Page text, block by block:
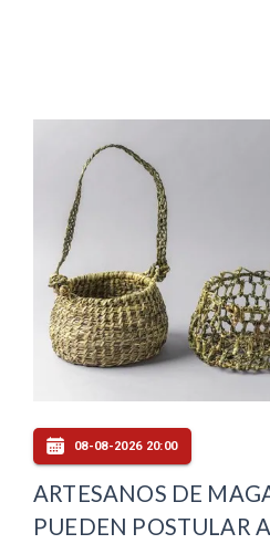
08-08-2026 20:00
ARTESANOS DE
PUEDEN POSTULAR